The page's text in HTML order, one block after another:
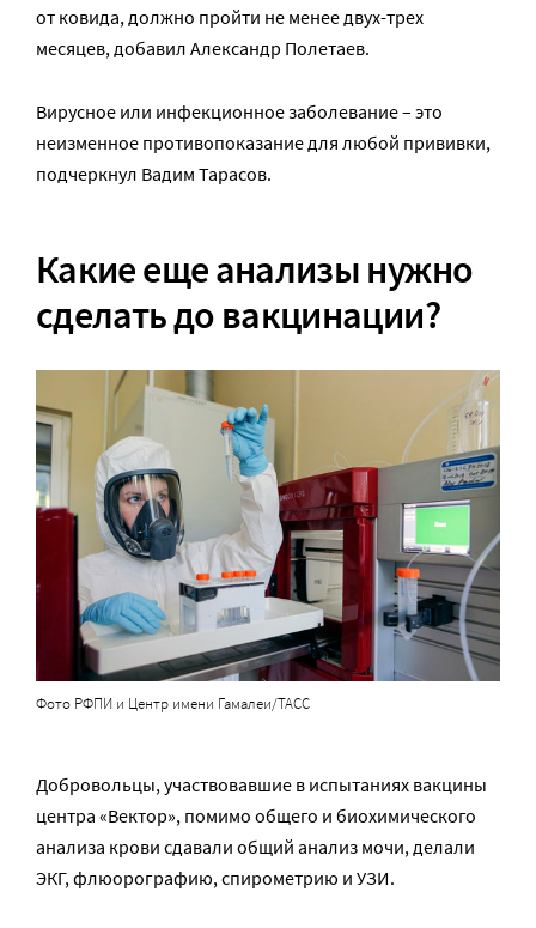
от ковида, должно пройти не менее двух-трех
месяцев, добавил Александр Полетаев.
Вирусное или инфекционное заболевание – это
неизменное противопоказание для любой прививки,
подчеркнул Вадим Тарасов.
Какие еще анализы нужно
сделать до вакцинации?
Фото РФПИ и Центр имени Гамалеи/ТАСС
Добровольцы, участвовавшие в испытаниях вакцины
центра «Вектор», помимо общего и биохимического
анализа крови сдавали общий анализ мочи, делали
ЭКГ, флюорографию, спирометрию и УЗИ.